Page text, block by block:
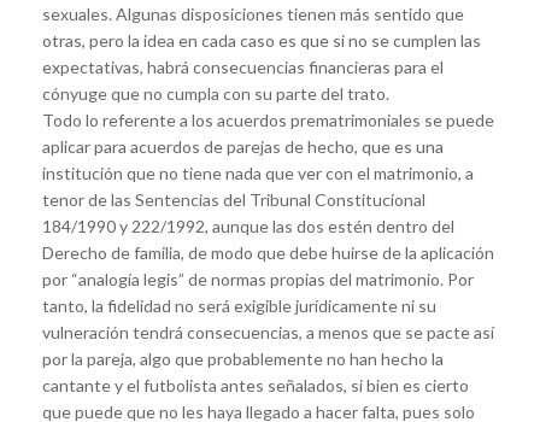
sexuales. Algunas disposiciones tienen más sentido que
otras, pero la idea en cada caso es que si no se cumplen las
expectativas, habrá consecuencias financieras para el
cónyuge que no cumpla con su parte del trato.
Todo lo referente a los acuerdos prematrimoniales se puede
aplicar para acuerdos de parejas de hecho, que es una
institución que no tiene nada que ver con el matrimonio, a
tenor de las Sentencias del Tribunal Constitucional
184/1990 y 222/1992, aunque las dos estén dentro del
Derecho de familia, de modo que debe huirse de la aplicación
por “analogía legis” de normas propias del matrimonio. Por
tanto, la fidelidad no será exigible jurídicamente ni su
vulneración tendrá consecuencias, a menos que se pacte así
por la pareja, algo que probablemente no han hecho la
cantante y el futbolista antes señalados, si bien es cierto
que puede que no les haya llegado a hacer falta, pues solo